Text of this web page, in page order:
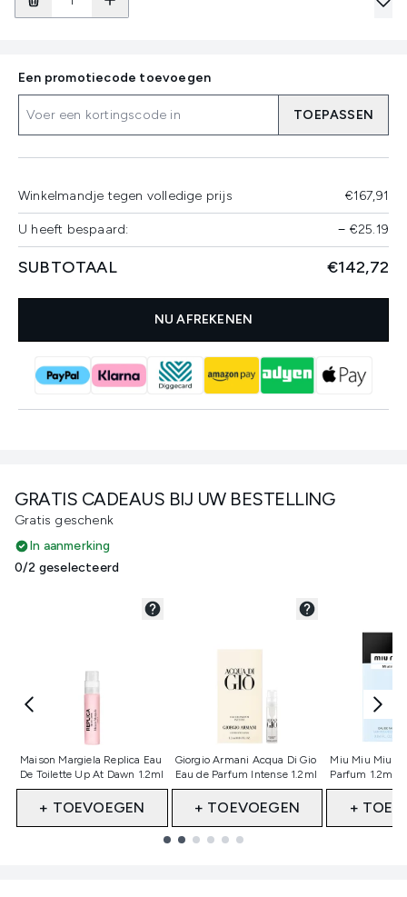
GRATIS CADEAUS BIJ UW BESTELLING
Gratis geschenk
In aanmerking
0/2 geselecteerd
Maison Margiela Replica Eau
De Toilette Up At Dawn 1.2ml
Niet geselecteerd
+ TOEVOEGEN
Giorgio Armani Acqua Di Gio
Eau de Parfum Intense 1.2ml
Niet geselecteerd
+ TOEVOEGEN
Miu Miu
Parfum 1.2ml
Niet
+
Een promotiecode toevoegen
TOEPASSEN
Winkelmandje tegen volledige prijs €167,91
U heeft bespaard: − €25.19
SUBTOTAAL €142,72
NU AFREKENEN